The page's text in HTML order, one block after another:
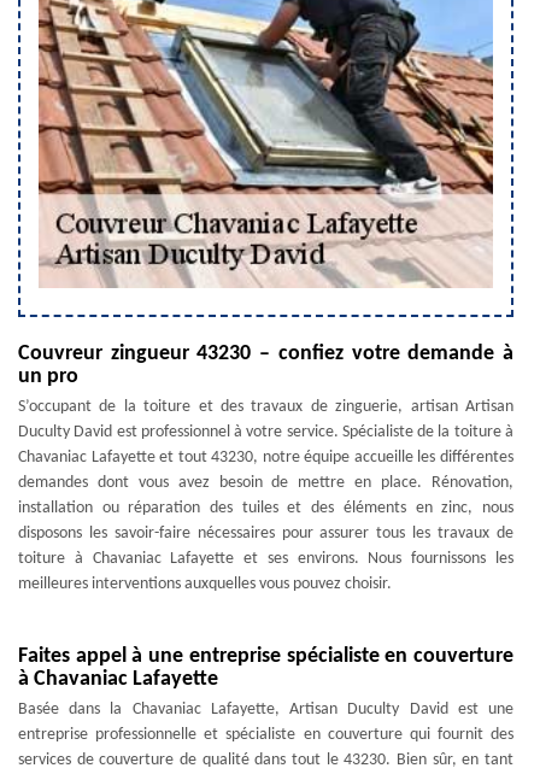
Couvreur zingueur 43230 – confiez votre demande à
un pro
S’occupant de la toiture et des travaux de zinguerie, artisan Artisan
Duculty David est professionnel à votre service. Spécialiste de la toiture à
Chavaniac Lafayette et tout 43230, notre équipe accueille les différentes
demandes dont vous avez besoin de mettre en place. Rénovation,
installation ou réparation des tuiles et des éléments en zinc, nous
disposons les savoir-faire nécessaires pour assurer tous les travaux de
toiture à Chavaniac Lafayette et ses environs. Nous fournissons les
meilleures interventions auxquelles vous pouvez choisir.
Faites appel à une entreprise spécialiste en couverture
à Chavaniac Lafayette
Basée dans la Chavaniac Lafayette, Artisan Duculty David est une
entreprise professionnelle et spécialiste en couverture qui fournit des
services de couverture de qualité dans tout le 43230. Bien sûr, en tant